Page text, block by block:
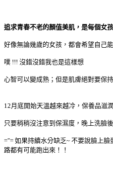
追求青春不老的顏值美肌，是每個女
好像無論幾歲的女孩，都會希望自己
噗 !!! 沒錯沒錯我也是這樣想
心智可以變成熟；但是肌膚絕對要保
12月底開始天溫越來越冷，保養品滋
只要稍稍沒注意到保濕度，晚上洗臉
="= 如果持續水分缺乏~ 不要說臉上
路都有可能跑出來！！